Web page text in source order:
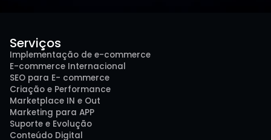
Serviços
Implementação de e-commerce
E-commerce Internacional
SEO para E- commerce
Criação e Performance
Marketplace IN e Out
Marketing para APP
Suporte e Evolução
Conteúdo Digital